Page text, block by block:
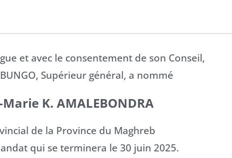
et avec le consentement de son Conseil,
Supérieur général, a nommé
Marie K. AMALEBONDRA
de la Province du Maghreb
qui se terminera le 30 juin 2025.